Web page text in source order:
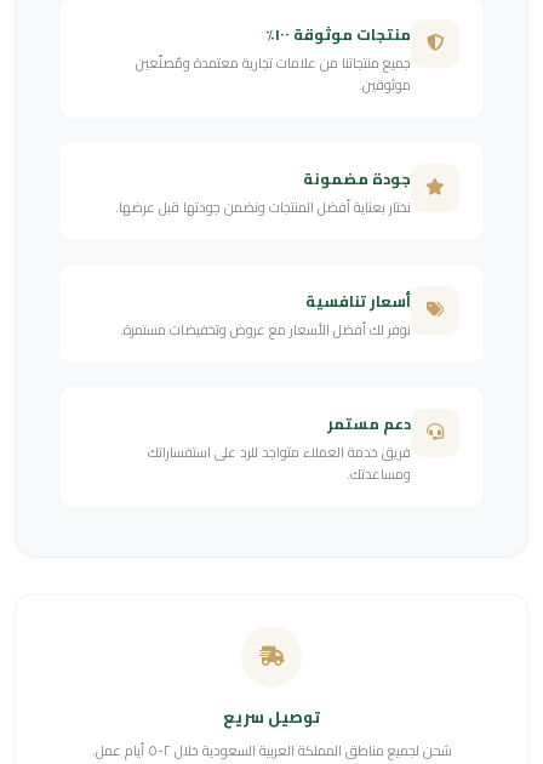
منتجات موثوقة ١٠٠٪
جميع منتجاتنا من علامات تجارية معتمدة ومُصنّعين
موثوقين.
جودة مضمونة
نختار بعناية أفضل المنتجات ونضمن جودتها قبل عرضها.
أسعار تنافسية
نوفر لك أفضل الأسعار مع عروض وتخفيضات مستمرة.
دعم مستمر
فريق خدمة العملاء متواجد للرد على استفساراتك
ومساعدتك.
توصيل سريع
شحن لجميع مناطق المملكة العربية السعودية خلال ٢-٥ أيام عمل.